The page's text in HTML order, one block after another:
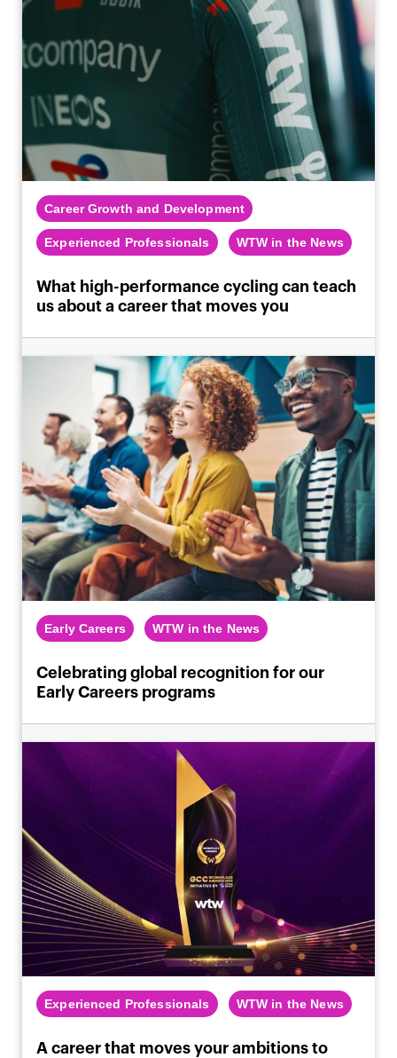
Career Growth and Development
Experienced Professionals WTW in the News
What high-performance cycling can teach
us about a career that moves you
Early Careers WTW in the News
Celebrating global recognition for our
Early Careers programs
Experienced Professionals WTW in the News
A career that moves your ambitions to